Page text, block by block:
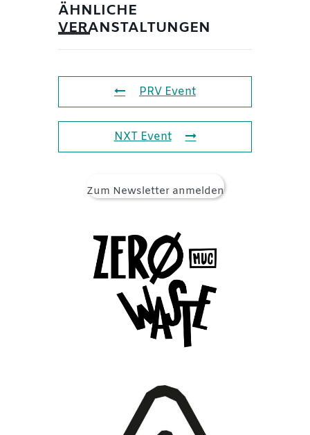
ÄHNLICHE
VERANSTALTUNGEN
PRV Event
NXT Event
Zum Newsletter anmelden